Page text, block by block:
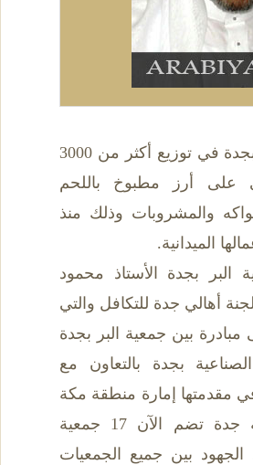
نجحت جمعية البر بجدة في توزيع أكثر من 3000
على أرز مطبوخ باللحم
والمشروبات وذلك منذ
الميدانية.
البر بجدة الأستاذ محمود
أهالي جدة للتكافل والتي
مبادرة بين جمعية البر بجدة
بجدة بالتعاون مع
مقدمتها إمارة منطقة مكة
المكرمة ومحافظة جدة تضم الآن 17 جمعية
بين جميع الجمعيات